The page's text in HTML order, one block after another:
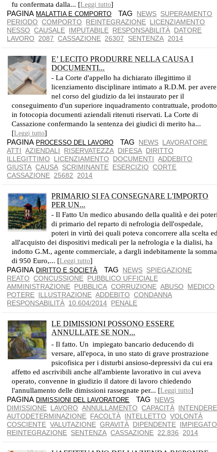
fu confermata dalla... [Leggi tutto]
PAGINA MALATTIA E COMPORTO TAG NEWS SUPERAMENTO
PERIODO COMPORTO REINTEGRAZIONE LICENZIAMENTO
NESSO CAUSALE IMPUTABILE RESPONSABILITÀ DATORE
LAVORO
2087 CASSAZIONE 26307 SENTENZA 2014
E’ LECITO PRODURRE NELLA CAUSA I
DOCUMENTI...
- La Corte d'appello ha dichiarato illegittimo il
licenziamento disciplinare intimato a R.D.M. per
nel corso del giudizio da lei instaurato per il
conseguimento d'un superiore inquadramento contrattuale, prodotto
in fotocopia documenti aziendali ritenuti riservati. La Corte di
Cassazione confermando la sentenza dei giudici di merito ha...
[Leggi tutto]
PAGINA PROCESSO DEL LAVORO TAG NEWS LAVORATORE
ATTI AZIENDALI RISERVATEZZA DIFESA DIRITTO
ILLEGITTIMO
LICENZIAMENTO DOCUMENTI ADDEBITO
GIUSTA CAUSA SCRIMINANTE ESERCIZIO CORTE
CASSAZIONE 25682 2014
PRIMARIO SI FA CONSEGNARE L'IMPORTO
PER UN...
- Il Fatto Un medico abusando della qualità e dei
di primario del reparto di nefrologia dell'ospedale,
poteri in virtù dei quali poteva concorrere alla scelta
all'acquisto dei dispositivi medicali per la nefrologia e la dialisi, ha
indotto G.M., agente commerciale, a dargli indebitamente la somma
di 950 Euro,... [Leggi tutto]
PAGINA DIRITTO E SOCIETÀ TAG NEWS SPIEGAZIONE
REATO CONCUSSIONE PUBBLICO UFFICIALE
AMMINISTRAZIONE PUBBLICA CORRUZIONE ABUSO
MEDICO
POTERE ILLUSTRAZIONE ADDEBITO CONDANNA
RESPONSABILITÀ 10.604/2014 PENALE
LE DIMISSIONI POSSONO ESSERE
ANNULLATE SE NON...
- Il fatto. Un impiegato bancario deducendo di
versare, all'epoca, in uno stato di grave prostrazione
psicofisica per i disturbi ansioso-depressivi da cui era
affetto ed ascrivibili anche all'ambiente lavorativo in cui aveva
operato, convenne in giudizio il datore di lavoro chiedendo
l'annullamento delle dimissioni rassegnate per... [Leggi tutto]
PAGINA DIMISSIONI DEL LAVORATORE TAG NEWS
DIMISSIONE LAVORO ANNULLAMENTO CAPACITÀ INTENDERE
AUTODETERMINAZIONE FACOLTÀ INTELLETTO VOLONTÀ
COSCIENTE VALUTAZIONE GRAVITÀ DIPENDENTE IMPIEGATO
REINTEGRAZIONE SENTENZA CASSAZIONE 22.836 2014